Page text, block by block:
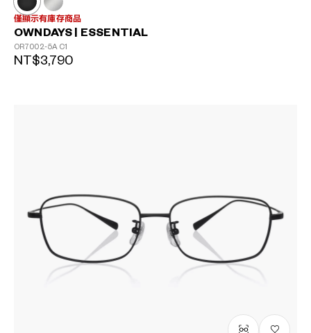
僅顯示有庫存商品
OWNDAYS | ESSENTIAL
OR7002-5A C1
NT$3,790